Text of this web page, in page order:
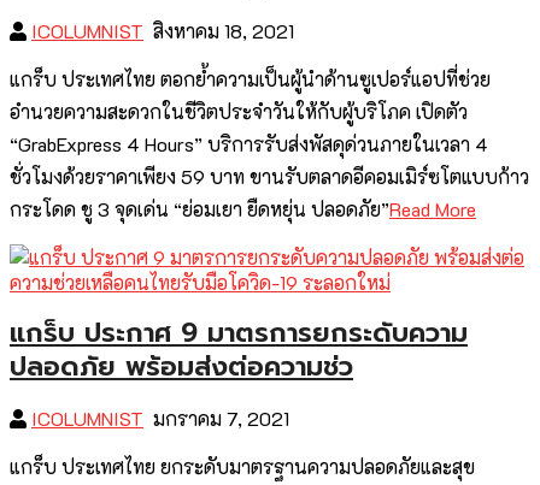
ICOLUMNIST สิงหาคม 18, 2021
แกร็บ ประเทศไทย ตอกย้ำความเป็นผู้นำด้านซูเปอร์แอปที่ช่วย
อำนวยความสะดวกในชีวิตประจำวันให้กับผู้บริโภค เปิดตัว
“GrabExpress 4 Hours” บริการรับส่งพัสดุด่วนภายในเวลา 4
ชั่วโมงด้วยราคาเพียง 59 บาท ขานรับตลาดอีคอมเมิร์ซโตแบบก้าว
กระโดด ชู 3 จุดเด่น “ย่อมเยา ยืดหยุ่น ปลอดภัย”Read More
แกร็บ ประกาศ 9 มาตรการยกระดับความ
ปลอดภัย พร้อมส่งต่อความช่ว
ICOLUMNIST มกราคม 7, 2021
แกร็บ ประเทศไทย ยกระดับมาตรฐานความปลอดภัยและสุข